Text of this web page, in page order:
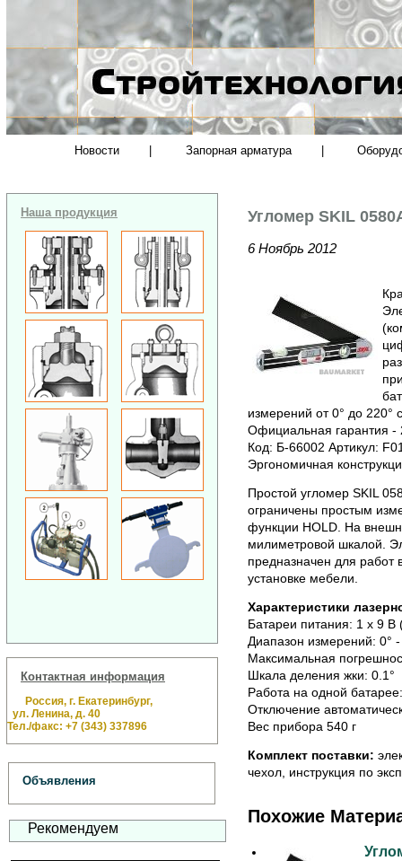
Новости Запорная арматура
Наша продукция
Контактная информация
Россия, г. Екатеринбург,
ул. Ленина, д. 40
Тел./факс: +7 (343) 337896
Объявления
Рекомендуем
Угломер SKIL
6 Ноябрь 2012
измерений от 0° до 220°
Официальная гарантия -
Код: Б-66002 Артикул:
Эргономичная
Простой угломер SKIL
ограничены простым
функции HOLD. На
милиметровой шкалой.
предназначен для
установке мебели.
Характеристики
Батареи питания: 1 x 9 В
Диапазон измерений: 0° -
Максимальная
Шкала деления жки: 0.1°
Работа на одной
Отключение
Вес прибора 540 г
Комплект поставки:
чехол, инструкция по
Похожие